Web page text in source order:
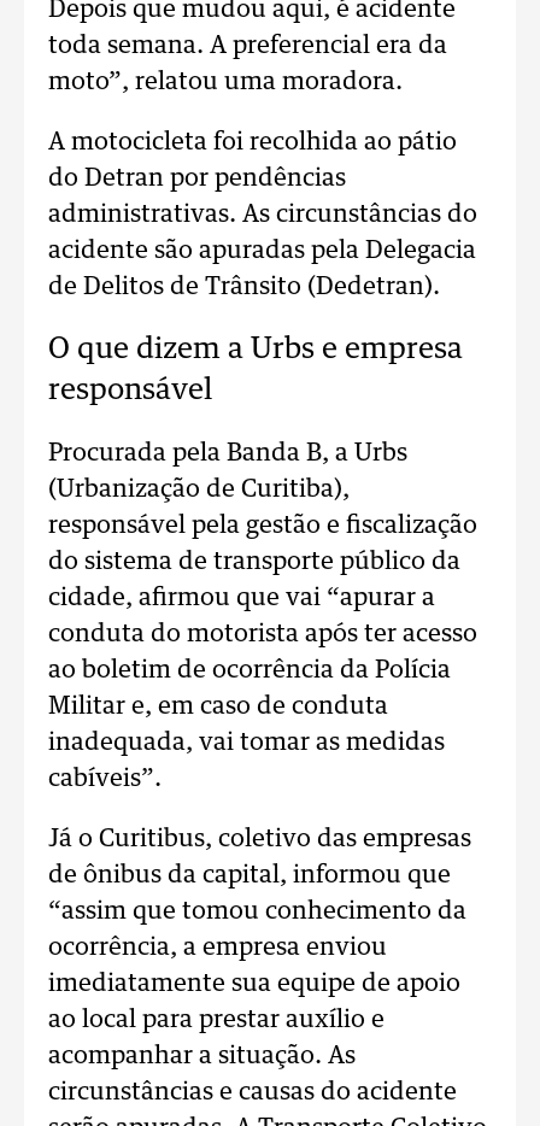
Depois que mudou aqui, é acidente
toda semana. A preferencial era da
moto”, relatou uma moradora.
A motocicleta foi recolhida ao pátio
do Detran por pendências
administrativas. As circunstâncias do
acidente são apuradas pela Delegacia
de Delitos de Trânsito (Dedetran).
O que dizem a Urbs e empresa
responsável
Procurada pela Banda B, a Urbs
(Urbanização de Curitiba),
responsável pela gestão e fiscalização
do sistema de transporte público da
cidade, afirmou que vai “apurar a
conduta do motorista após ter acesso
ao boletim de ocorrência da Polícia
Militar e, em caso de conduta
inadequada, vai tomar as medidas
cabíveis”.
Já o Curitibus, coletivo das empresas
de ônibus da capital, informou que
“assim que tomou conhecimento da
ocorrência, a empresa enviou
imediatamente sua equipe de apoio
ao local para prestar auxílio e
acompanhar a situação. As
circunstâncias e causas do acidente